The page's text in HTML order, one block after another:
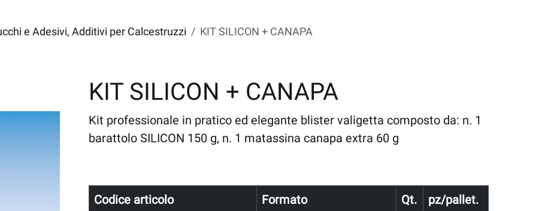
e Adesivi, Additivi per Calcestruzzi KIT SILICON + CANAPA
KIT SILICON + CANAPA
Kit professionale in pratico ed elegante blister valigetta composto da: n. 1
barattolo SILICON 150 g, n. 1 matassina canapa extra 60 g
Codice articolo Formato Qt.
pz/pallet.